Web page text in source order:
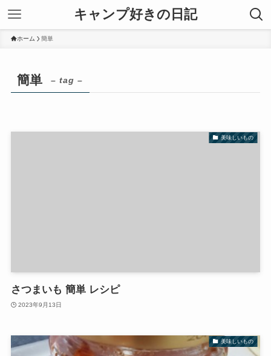
キャンプ好きの日記
ホーム 簡単
簡単 – tag –
美味しいもの
さつまいも 簡単 レシピ
2023年9月13日
美味しいもの